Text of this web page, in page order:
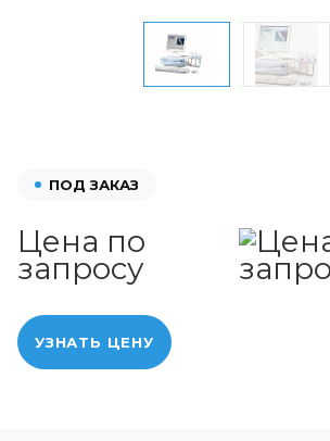
ПОД ЗАКАЗ
Цена по
запросу
УЗНАТЬ ЦЕНУ